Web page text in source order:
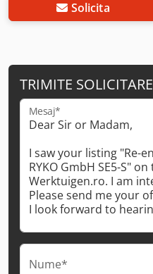
Solicita
TRIMITE SOLICITARE
Mesaj*
Nume*